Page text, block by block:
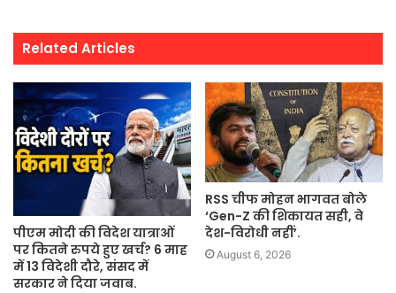
Related Articles
पीएम मोदी की विदेश यात्राओं
पर कितने रुपये हुए खर्च? 6 माह
में 13 विदेशी दौरे, संसद में
सरकार ने दिया जवाब.
RSS चीफ मोहन भागवत बोले
‘Gen-Z की शिकायत सही, वे
देश-विरोधी नहीं’.
August 6, 2026